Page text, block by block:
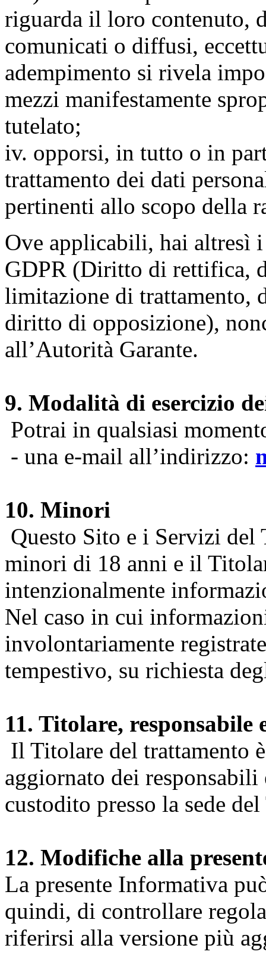
riguarda il loro contenuto,
comunicati o diffusi,
adempimento si rivela
mezzi manifestamente
tutelato;
iv. opporsi, in tutto o in
trattamento dei dati
pertinenti allo scopo della
Ove applicabili, hai
GDPR (Diritto di rettifica,
limitazione di trattamento,
diritto di opposizione),
all’Autorità Garante.
9. Modalità di esercizio
Potrai in qualsiasi
- una e-mail all’indirizzo:
10. Minori
Questo Sito e i Servizi del
minori di 18 anni e il
intenzionalmente
Nel caso in cui
involontariamente
tempestivo, su richiesta
11. Titolare, responsabile
Il Titolare del trattamento
aggiornato dei
custodito presso la sede
12. Modifiche alla
La presente Informativa
quindi, di controllare
riferirsi alla versione più